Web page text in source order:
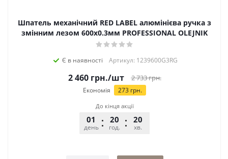
Шпатель механічний RED LABEL алюмінієва ручка з
змінним лезом 600х0.3мм PROFESSIONAL OLEJNIK
Є в наявності Артикул: 1239600G3RG
2 460грн./шт 2 733грн.
Економія 273 грн.
До кінця акції
01
день
20
год.
20
хв.